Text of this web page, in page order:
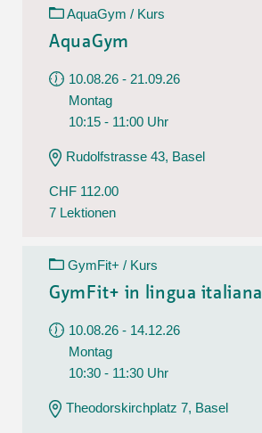
AquaGym / Kurs
AquaGym
10.08.26 - 21.09.26
Montag
10:15 - 11:00 Uhr
Rudolfstrasse 43, Basel
CHF 112.00
7 Lektionen
GymFit+ / Kurs
GymFit+ in lingua italiana
10.08.26 - 14.12.26
Montag
10:30 - 11:30 Uhr
Theodorskirchplatz 7, Basel